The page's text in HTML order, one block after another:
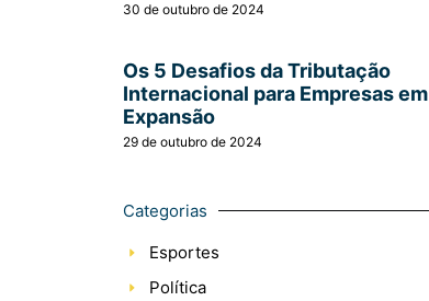
30 de outubro de 2024
Os 5 Desafios da Tributação
Internacional para Empresas em
Expansão
29 de outubro de 2024
Categorias
Esportes
Política